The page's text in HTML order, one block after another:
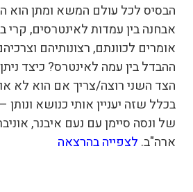
הבסיס לכל עולם המשא ומתן הוא
אבחנה בין עמדות לאינטרסים, קרי
אומרים לכוונתם, רצונותיהם
ההבדל בין עמה לאינטרס? כיצד
הצד השני רוצה/צריך אם הוא לא
בכלל שזה יעניין אותי כנושא
של ונסה סיימן עם נעם איבנר,
ארה"ב. לצפייה בהרצאה